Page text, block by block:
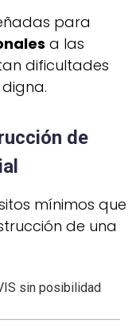
para
a las
dificultades
de
mínimos que
de una
sin posibilidad